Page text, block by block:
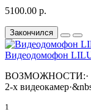
5100.00 р.
Закончился
Видеодомофон
ВОЗМОЖНОСТИ:·
2-х
1